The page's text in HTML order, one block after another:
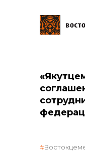
Закупки
общая